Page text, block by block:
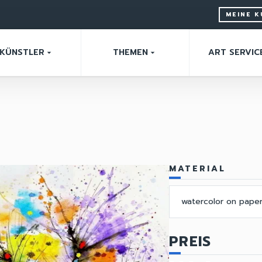
MEINE
KÜNSTLER arrow_drop_down THEMEN arrow_drop_down ART
MATERIAL
watercolor on paper
PREIS